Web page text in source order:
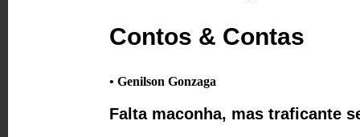
Contos & Contas
• Genilson Gonzaga
Falta maconha, mas traficante